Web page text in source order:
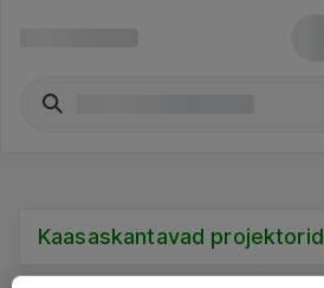
Kaasaskantavad projektorid